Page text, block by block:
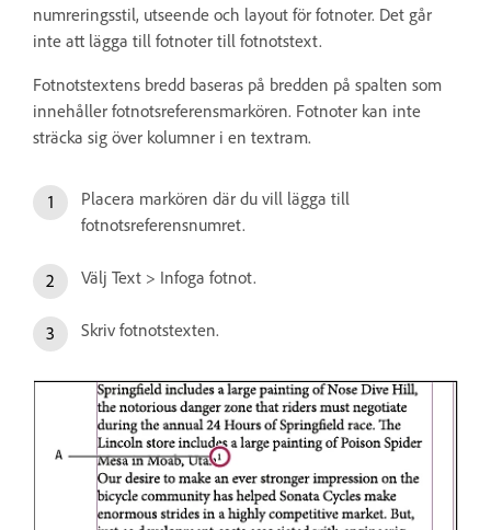
numreringsstil, utseende och layout för fotnoter. Det går
inte att lägga till fotnoter till fotnotstext.
Fotnotstextens bredd baseras på bredden på spalten som
innehåller fotnotsreferensmarkören. Fotnoter kan inte
sträcka sig över kolumner i en textram.
Placera markören där du vill lägga till
fotnotsreferensnumret.
Välj Text > Infoga fotnot.
Skriv fotnotstexten.